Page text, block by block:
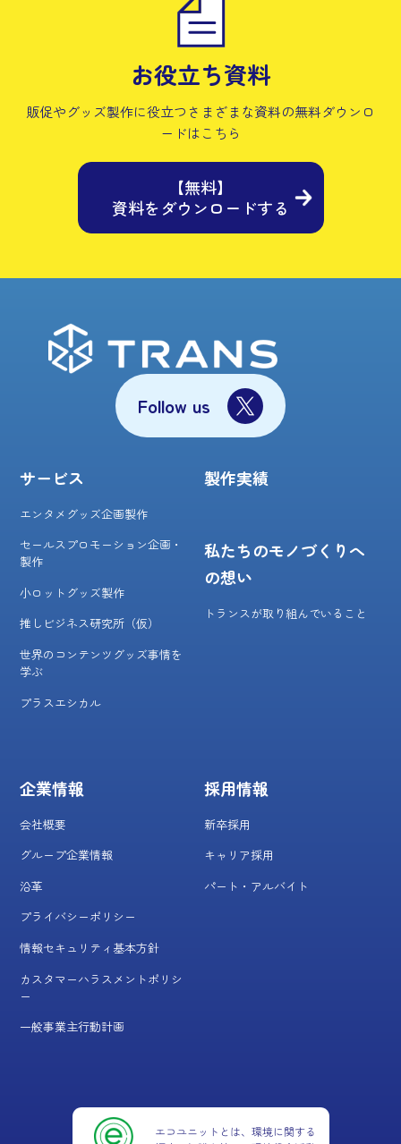
お役立ち資料
販促やグッズ製作に役立つさまざまな資料の無料ダウンロ
ードはこちら
【無料】
資料をダウンロードする
Follow us
サービス
エンタメグッズ企画製作
セールスプロモーション企画・
製作
小ロットグッズ製作
推しビジネス研究所（仮）
世界のコンテンツグッズ事情を
学ぶ
プラスエシカル
製作実績
私たちのモノづくりへ
の想い
トランスが取り組んでいること
企業情報
会社概要
グループ企業情報
沿革
プライバシーポリシー
情報セキュリティ基本方針
カスタマーハラスメントポリシ
ー
一般事業主行動計画
採用情報
新卒採用
キャリア採用
パート・アルバイト